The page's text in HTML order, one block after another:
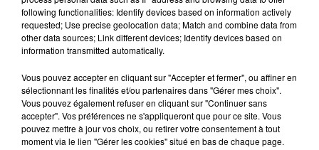
following functionalities: Identify devices based on information actively
requested; Use precise geolocation data; Match and combine data from
other data sources; Link different devices; Identify devices based on
information transmitted automatically.
Vous pouvez accepter en cliquant sur "Accepter et fermer", ou affiner en
sélectionnant les finalités et/ou partenaires dans "Gérer mes choix".
Vous pouvez également refuser en cliquant sur "Continuer sans
accepter". Vos préférences ne s'appliqueront que pour ce site. Vous
pouvez mettre à jour vos choix, ou retirer votre consentement à tout
moment via le lien "Gérer les cookies" situé en bas de chaque page.